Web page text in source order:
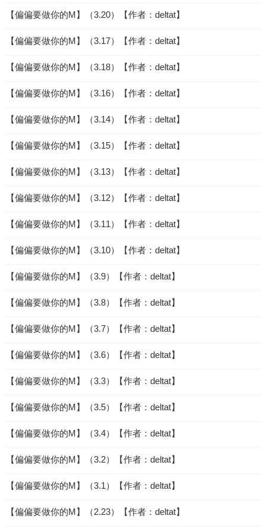
【偏偏要做你的M】（3.20）【作者：deltat】
【偏偏要做你的M】（3.17）【作者：deltat】
【偏偏要做你的M】（3.18）【作者：deltat】
【偏偏要做你的M】（3.16）【作者：deltat】
【偏偏要做你的M】（3.14）【作者：deltat】
【偏偏要做你的M】（3.15）【作者：deltat】
【偏偏要做你的M】（3.13）【作者：deltat】
【偏偏要做你的M】（3.12）【作者：deltat】
【偏偏要做你的M】（3.11）【作者：deltat】
【偏偏要做你的M】（3.10）【作者：deltat】
【偏偏要做你的M】（3.9）【作者：deltat】
【偏偏要做你的M】（3.8）【作者：deltat】
【偏偏要做你的M】（3.7）【作者：deltat】
【偏偏要做你的M】（3.6）【作者：deltat】
【偏偏要做你的M】（3.3）【作者：deltat】
【偏偏要做你的M】（3.5）【作者：deltat】
【偏偏要做你的M】（3.4）【作者：deltat】
【偏偏要做你的M】（3.2）【作者：deltat】
【偏偏要做你的M】（3.1）【作者：deltat】
【偏偏要做你的M】（2.23）【作者：deltat】